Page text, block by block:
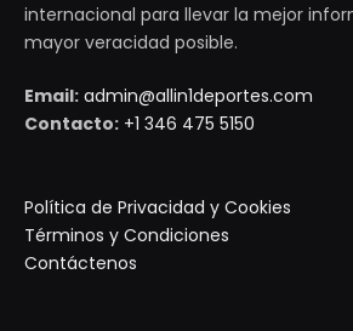
internacional para llevar la mejor
mayor veracidad posible.
Email: admin@allin1deportes.com
Contacto: +1 346 475 5150
Política de Privacidad y Cookies
Términos y Condiciones
Contáctenos